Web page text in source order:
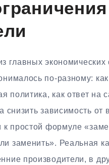
главных экономических
по-разному:
как ответ на
снизить зависимость от
к простой формуле
заменить». Реальная
производители, в